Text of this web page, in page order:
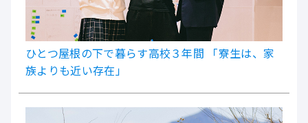
ひとつ屋根の下で暮らす高校３年間 「寮生は、家
族よりも近い存在」